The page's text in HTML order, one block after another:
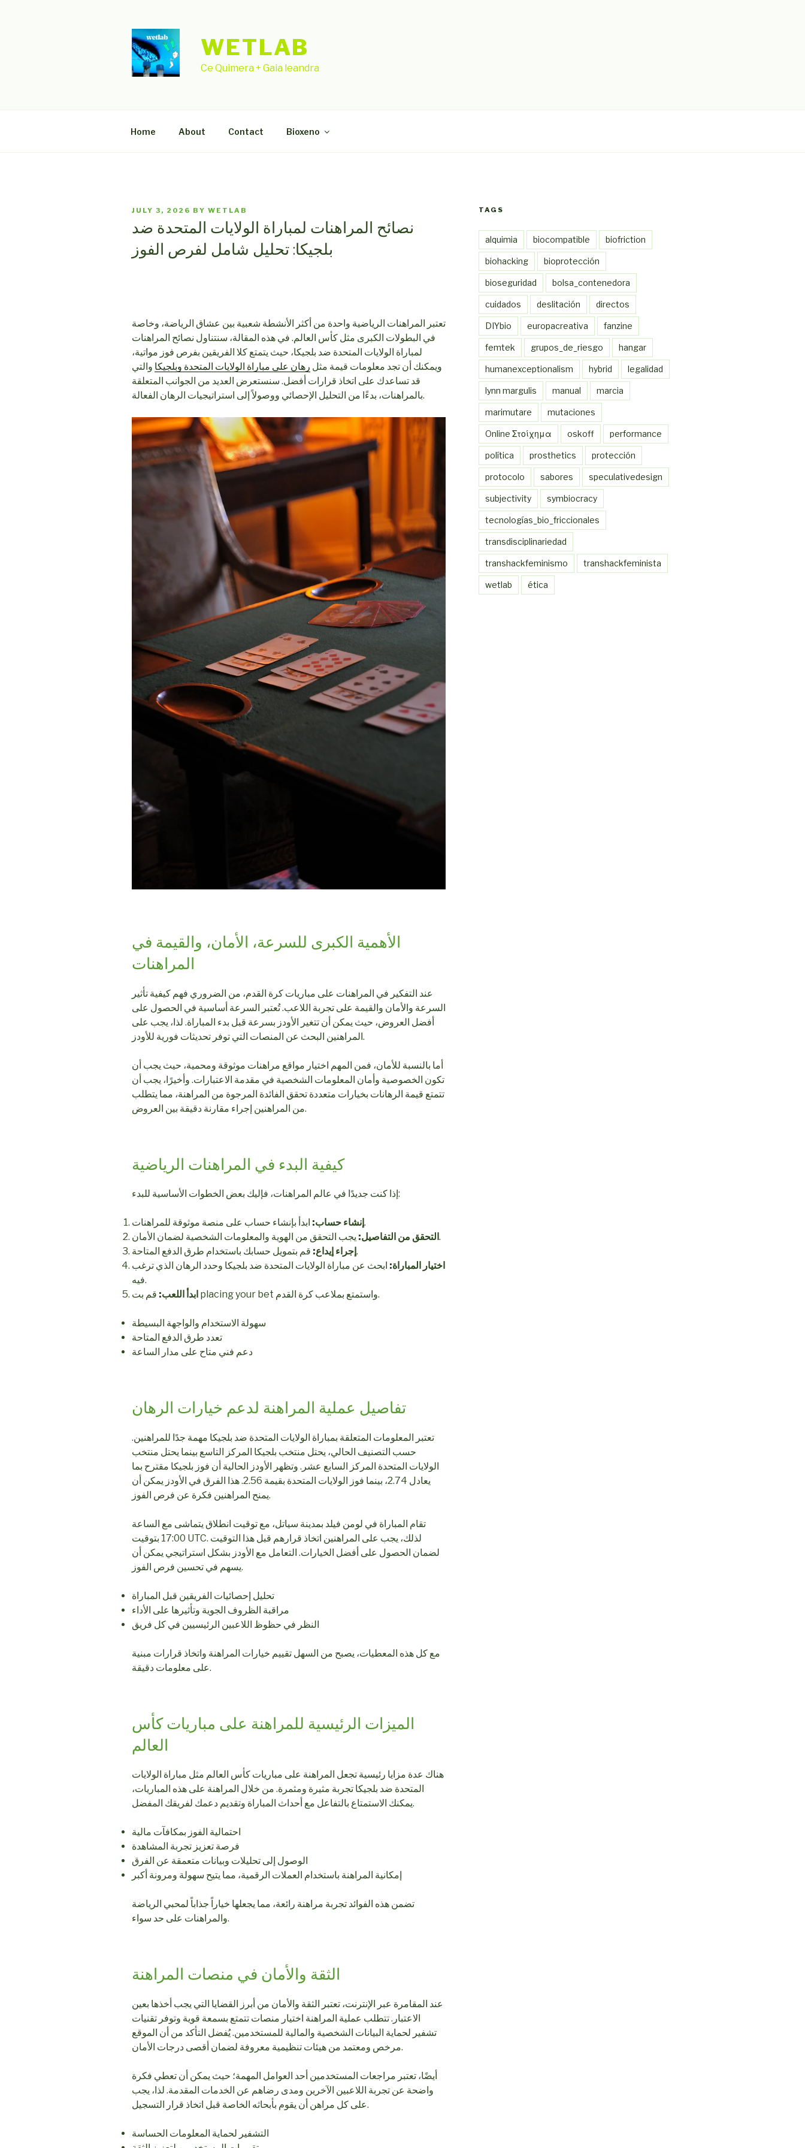
WETLAB
Ce Quimera + Gaia leandra
Home About Contact Bioxeno
POSTED
JULY 3, 2026 BY WETLAB
نصائح المراهنات لمباراة الولايات المتحدة ضد
بلجيكا: تحليل شامل لفرص الفوز
تعتبر المراهنات الرياضية واحدة من أكثر الأنشطة شعبية بين عشاق الرياضة، وخاصة
في البطولات الكبرى مثل كأس العالم. في هذه المقالة، سنتناول نصائح المراهنات
لمباراة الولايات المتحدة ضد بلجيكا، حيث يتمتع كلا الفريقين بفرص فوز مواتية،
ويمكنك أن تجد معلومات قيمة مثل رهان على مباراة الولايات المتحدة وبلجيكا والتي
قد تساعدك على اتخاذ قرارات أفضل. سنستعرض العديد من الجوانب المتعلقة
بالمراهنات، بدءًا من التحليل الإحصائي ووصولاً إلى استراتيجيات الرهان الفعالة.
الأهمية الكبرى للسرعة، الأمان، والقيمة في
المراهنات
عند التفكير في المراهنات على مباريات كرة القدم، من الضروري فهم كيفية تأثير
السرعة والأمان والقيمة على تجربة اللاعب. تُعتبر السرعة أساسية في الحصول على
أفضل العروض، حيث يمكن أن تتغير الأودز بسرعة قبل بدء المباراة. لذا، يجب على
المراهنين البحث عن المنصات التي توفر تحديثات فورية للأودز.
أما بالنسبة للأمان، فمن المهم اختيار مواقع مراهنات موثوقة ومحمية، حيث يجب أن
تكون الخصوصية وأمان المعلومات الشخصية في مقدمة الاعتبارات. وأخيرًا، يجب أن
تتمتع قيمة الرهانات بخيارات متعددة تحقق الفائدة المرجوة من المراهنة، مما يتطلب
من المراهنين إجراء مقارنة دقيقة بين العروض.
كيفية البدء في المراهنات الرياضية
إذا كنت جديدًا في عالم المراهنات، فإليك بعض الخطوات الأساسية للبدء:
إنشاء حساب:ابدأ بإنشاء حساب على منصة موثوقة للمراهنات.
التحقق من التفاصيل: يجب التحقق من الهوية والمعلومات الشخصية لضمان الأمان.
إجراء إيداع:قم بتمويل حسابك باستخدام طرق الدفع المتاحة.
اختيار المباراة: ابحث عن مباراة الولايات المتحدة ضد بلجيكا وحدد الرهان الذي ترغب
فيه.
ابدأ اللعب:
قم بت placing your bet واستمتع بملاعب كرة القدم.
سهولة الاستخدام والواجهة البسيطة
تعدد طرق الدفع المتاحة
دعم فني متاح على مدار الساعة
تفاصيل عملية المراهنة لدعم خيارات الرهان
تعتبر المعلومات المتعلقة بمباراة الولايات المتحدة ضد بلجيكا مهمة جدًا للمراهنين.
حسب التصنيف الحالي، يحتل منتخب بلجيكا المركز التاسع بينما يحتل منتخب
الولايات المتحدة المركز السابع عشر. وتظهر الأودز الحالية أن فوز بلجيكا مقترح بما
يعادل 2.74، بينما فوز الولايات المتحدة بقيمة 2.56. هذا الفرق في الأودز يمكن أن
يمنح المراهنين فكرة عن فرص الفوز.
تقام المباراة في لومن فيلد بمدينة سياتل، مع توقيت انطلاق يتماشى مع الساعة
17:00 بتوقيت UTC. لذلك، يجب على المراهنين اتخاذ قرارهم قبل هذا التوقيت
لضمان الحصول على أفضل الخيارات. التعامل مع الأودز بشكل استراتيجي يمكن أن
يسهم في تحسين فرص الفوز.
تحليل إحصائيات الفريقين قبل المباراة
مراقبة الظروف الجوية وتأثيرها على الأداء
النظر في حظوظ اللاعبين الرئيسيين في كل فريق
مع كل هذه المعطيات، يصبح من السهل تقييم خيارات المراهنة واتخاذ قرارات مبنية
على معلومات دقيقة.
الميزات الرئيسية للمراهنة على مباريات كأس
العالم
هناك عدة مزايا رئيسية تجعل المراهنة على مباريات كأس العالم مثل مباراة الولايات
المتحدة ضد بلجيكا تجربة مثيرة ومثمرة. من خلال المراهنة على هذه المباريات،
يمكنك الاستمتاع بالتفاعل مع أحداث المباراة وتقديم دعمك لفريقك المفضل.
احتمالية الفوز بمكافآت مالية
فرصة تعزيز تجربة المشاهدة
الوصول إلى تحليلات وبيانات متعمقة عن الفرق
إمكانية المراهنة باستخدام العملات الرقمية، مما يتيح سهولة ومرونة أكبر
تضمن هذه الفوائد تجربة مراهنة رائعة، مما يجعلها خياراً جذاباً لمحبي الرياضة
والمراهنات على حد سواء.
الثقة والأمان في منصات المراهنة
عند المقامرة عبر الإنترنت، تعتبر الثقة والأمان من أبرز القضايا التي يجب أخذها بعين
الاعتبار. تتطلب عملية المراهنة اختيار منصات تتمتع بسمعة قوية وتوفر تقنيات
تشفير لحماية البيانات الشخصية والمالية للمستخدمين. يُفضل التأكد من أن الموقع
مرخص ومعتمد من هيئات تنظيمية معروفة لضمان أقصى درجات الأمان.
أيضًا، تعتبر مراجعات المستخدمين أحد العوامل المهمة؛ حيث يمكن أن تعطي فكرة
واضحة عن تجربة اللاعبين الآخرين ومدى رضاهم عن الخدمات المقدمة. لذا، يجب
على كل مراهن أن يقوم بأبحاثه الخاصة قبل اتخاذ قرار التسجيل.
التشفير لحماية المعلومات الحساسة
TAGS
alquimia biocompatible biofriction
biohacking bioprotección
bioseguridad bolsa_contenedora
cuidados deslitación directos
DIYbio europacreativa fanzine
femtek grupos_de_riesgo hangar
humanexceptionalism hybrid legalidad
lynn margulis manual marcia
marimutare mutaciones
Online Στοίχημα oskoff performance
política prosthetics protección
protocolo sabores speculativedesign
subjectivity symbiocracy
tecnologías_bio_friccionales
transdisciplinariedad
transhackfeminismo transhackfeminista
wetlab ética